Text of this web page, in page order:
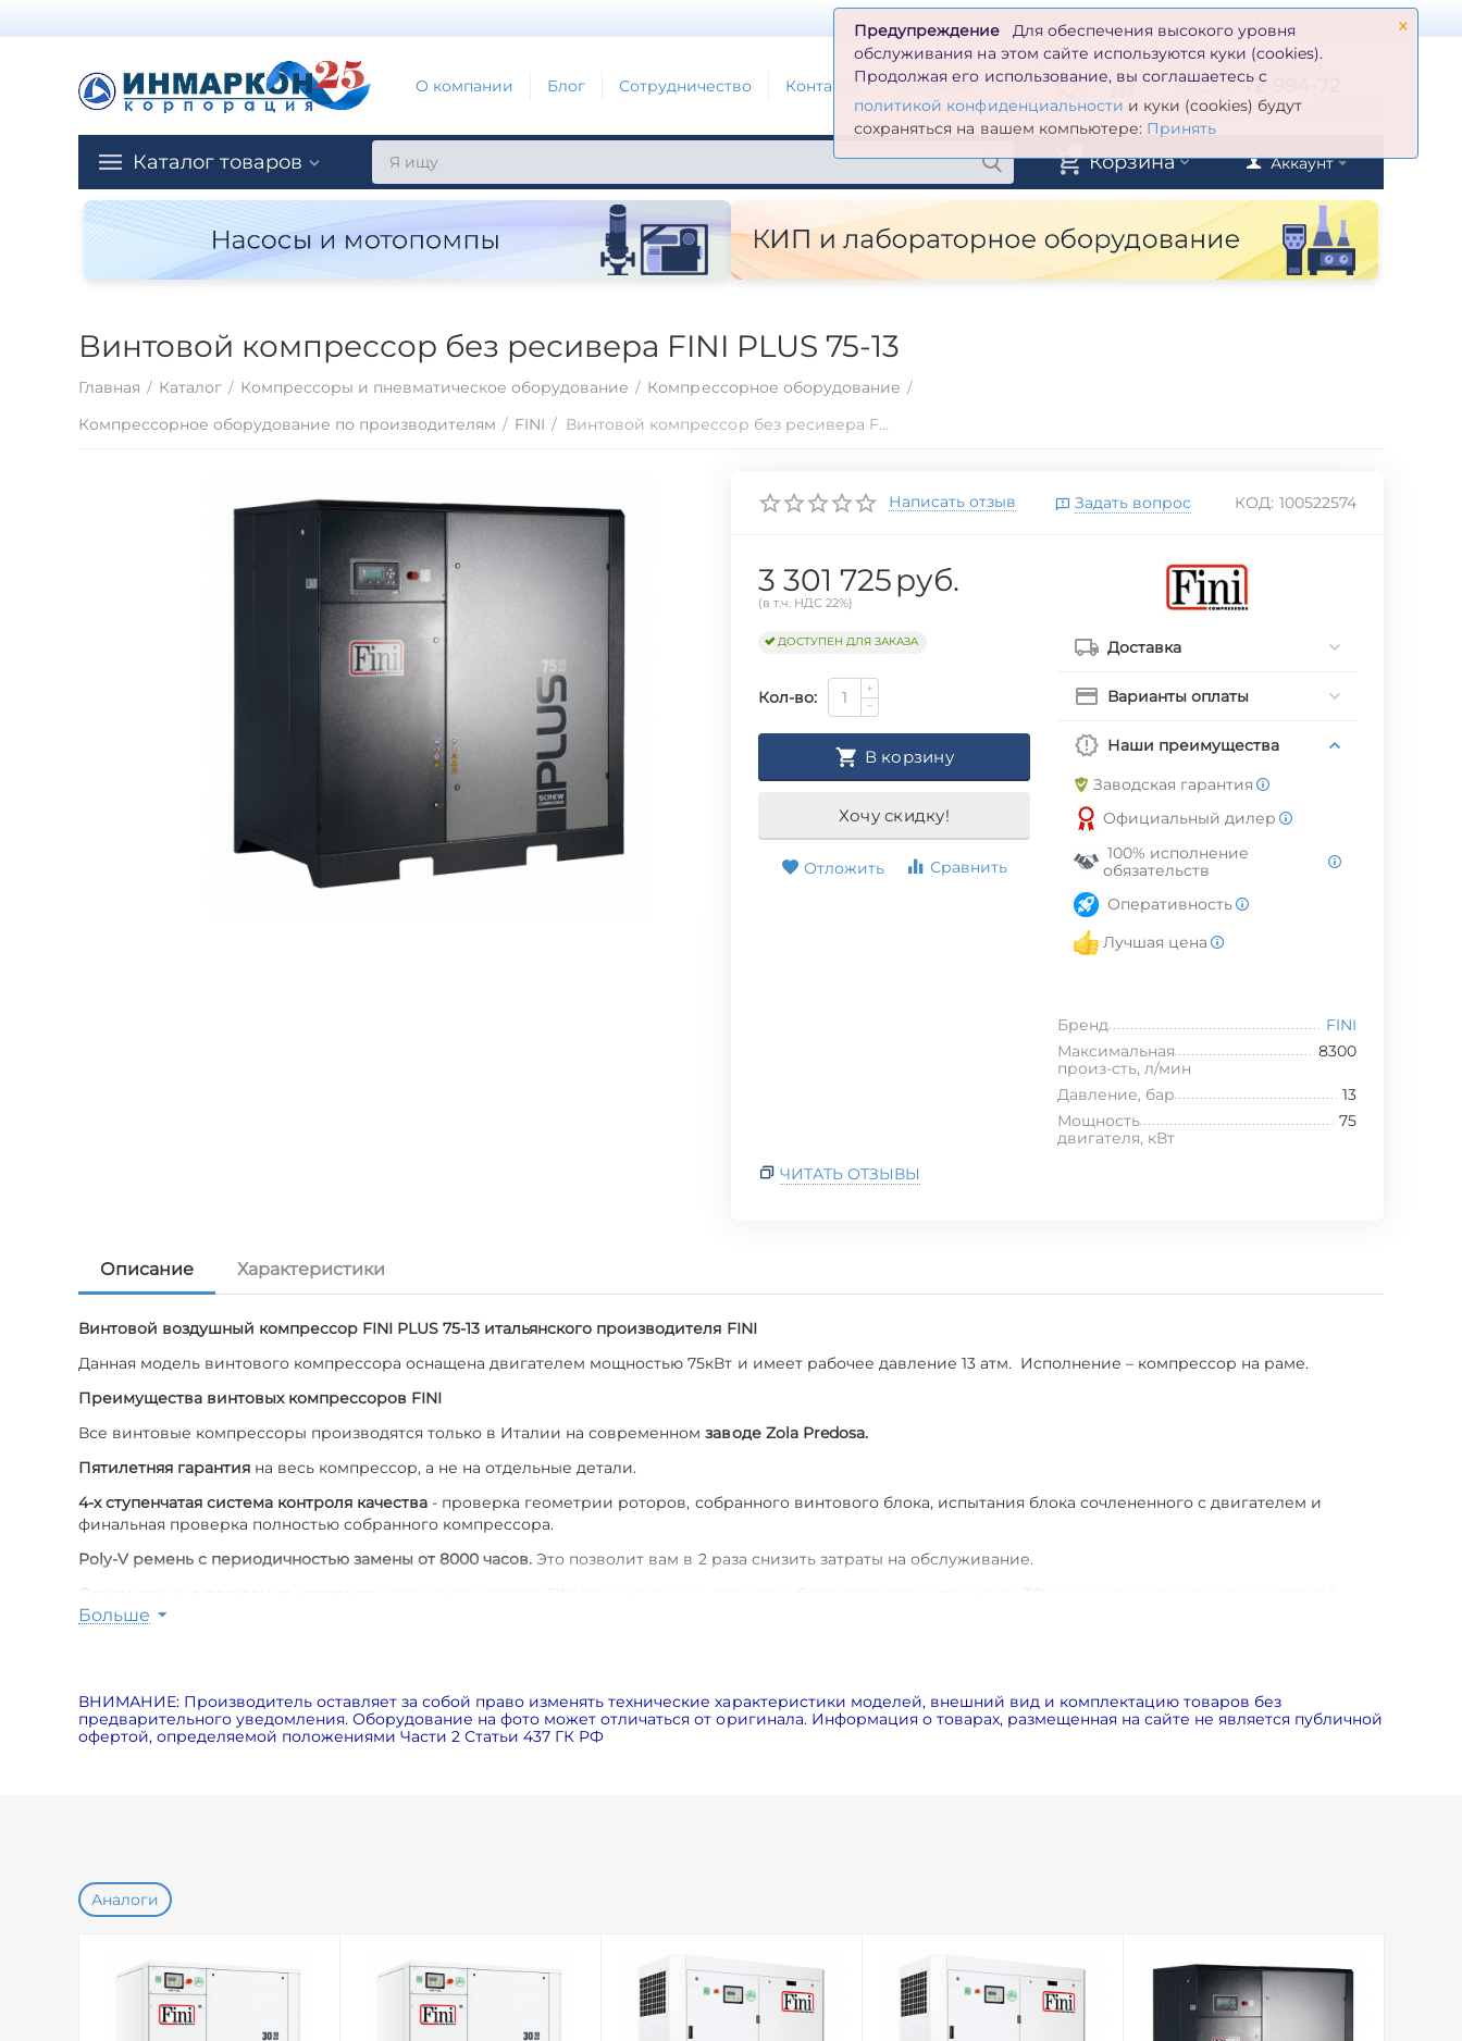
×
Предупреждение
Для обеспечения высокого уровня
обслуживания на этом сайте используются куки (cookies).
Продолжая его использование, вы соглашаетесь с
политикой конфиденциальности и куки (cookies) будут
сохраняться на вашем компьютере: Принять
О компании Блог Сотрудничество Контакты Глоссарий
zakaz@inmarkon.ru
+7(351)72-994-72
Заказать обратный звонок
Каталог товаров Аккаунт
Корзина
Винтовой компрессор без ресивера FINI PLUS 75-13
Главная / Каталог / Компрессоры и пневматическое оборудование / Компрессорное оборудование /
Компрессорное оборудование по производителям / FINI / Винтовой компрессор без ресивера FINI PLUS 75-13
Написать отзыв Задать вопрос КОД: 100522574
3 301 725руб.
(в т.ч. НДС 22%)
ДОСТУПЕН ДЛЯ ЗАКАЗА
Кол-во:
+
−
В корзину
Хочу скидку!
Отложить Сравнить
Доставка
Варианты оплаты
Наши преимущества
Заводская гарантия
Официальный дилер
100% исполнение
обязательств
Оперативность
Лучшая цена
Бренд
FINI
Максимальная
произ-сть, л/мин
8300
Давление, бар
13
Мощность
двигателя, кВт
75
ЧИТАТЬ ОТЗЫВЫ
Описание Характеристики
Винтовой воздушный компрессор FINI PLUS 75-13 итальянского производителя FINI
Данная модель винтового компрессора оснащена двигателем мощностью 75кВт и имеет рабочее давление 13 атм. Исполнение – компрессор на раме.
Преимущества винтовых компрессоров FINI
Все винтовые компрессоры производятся только в Италии на современномзаводе Zola Predosa.
Пятилетняя гарантия на весь компрессор, а не на отдельные детали.
4-х ступенчатая система контроля качества - проверка геометрии роторов, собранного винтового блока, испытания блока сочлененного с двигателем и
финальная проверка полностью собранного компрессора.
Poly-V ремень с периодичностью замены от 8000 часов.Это позволит вам в 2 раза снизить затраты на обслуживание.
Пониженный уровень шума
Возможность использования в экстремальных условияхза счет центробежного вентилятора и радиатора большой площади.
Больше
ВНИМАНИЕ: Производитель оставляет за собой право изменять технические характеристики моделей, внешний вид и комплектацию товаров без
предварительного уведомления. Оборудование на фото может отличаться от оригинала. Информация о товарах, размещенная на сайте не является публичной
офертой, определяемой положениями Части 2 Статьи 437 ГК РФ
Аналоги